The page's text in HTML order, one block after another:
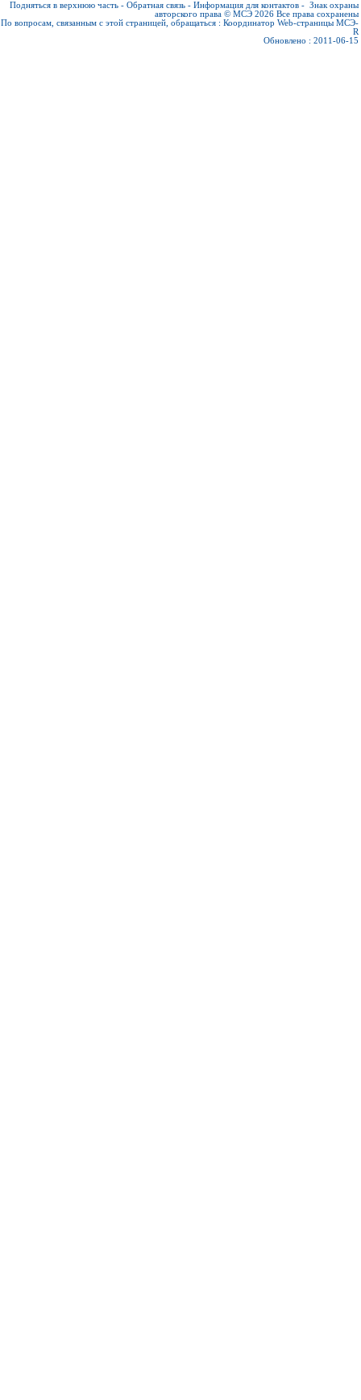
Подняться в верхнюю часть - Обратная связь - Информация для контактов - Знак охраны
авторского права © МСЭ 2026 Все права сохранены
По вопросам, связанным с этой страницей, обращаться : Координатор Web-страницы МСЭ-
R
Обновлено : 2011-06-15